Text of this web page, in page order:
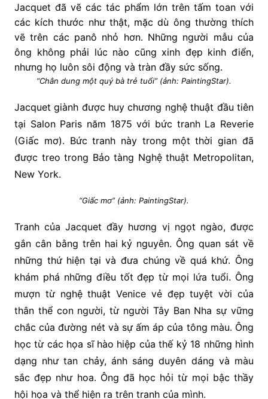
Jacquet đã vẽ các tác phẩm lớn trên tấm toan với
các kích thước như thật, mặc dù ông thường thích
vẽ trên các panô nhỏ hơn. Những người mẫu của
ông không phải lúc nào cũng xinh đẹp kinh điển,
nhưng họ luôn sôi động và tràn đầy sức sống.
“Chân dung một quý bà trẻ tuổi” (ảnh: PaintingStar).
Jacquet giành được huy chương nghệ thuật đầu tiên
tại Salon Paris năm 1875 với bức tranh La Reverie
(Giấc mơ). Bức tranh này trong một thời gian đã
được treo trong Bảo tàng Nghệ thuật Metropolitan,
New York.
“Giấc mơ” (ảnh: PaintingStar).
Tranh của Jacquet đầy hương vị ngọt ngào, được
gắn cân bằng trên hai kỷ nguyên. Ông quan sát về
những thứ hiện tại và đưa chúng về quá khứ. Ông
khám phá những điều tốt đẹp từ mọi lứa tuổi. Ông
mượn từ nghệ thuật Venice vẻ đẹp tuyệt vời của
thân thể con người, từ người Tây Ban Nha sự vững
chắc của đường nét và sự ấm áp của tông màu. Ông
học từ các họa sĩ hào hiệp của thế kỷ 18 những hình
dạng như tan chảy, ánh sáng duyên dáng và màu
sắc đẹp như hoa. Ông đã học hỏi từ mọi bậc thầy
hội họa và thể hiện ra trên tranh của mình.